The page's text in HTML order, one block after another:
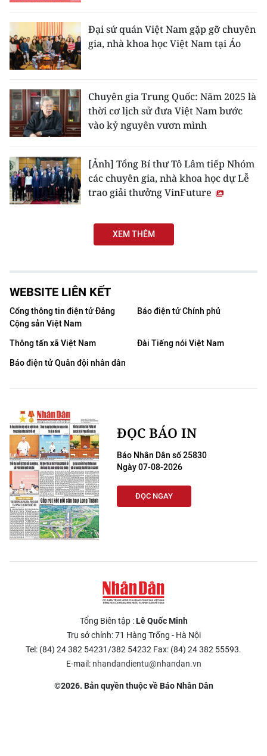
Đại sứ quán Việt Nam gặp gỡ chuyên
gia, nhà khoa học Việt Nam tại Áo
Chuyên gia Trung Quốc: Năm 2025 là
thời cơ lịch sử đưa Việt Nam bước
vào kỷ nguyên vươn mình
[Ảnh] Tổng Bí thư Tô Lâm tiếp Nhóm
các chuyên gia, nhà khoa học dự Lễ
trao giải thưởng VinFuture
XEM THÊM
WEBSITE LIÊN KẾT
Cổng thông tin điện tử Đảng
Cộng sản Việt Nam
Báo điện tử Chính phủ
Thông tấn xã Việt Nam
Đài Tiếng nói Việt Nam
Báo điện tử Quân đội nhân dân
ĐỌC BÁO IN
Báo Nhân Dân số 25830
Ngày 07-08-2026
ĐỌC NGAY
Tổng Biên tập :Lê Quốc Minh
Trụ sở chính: 71 Hàng Trống - Hà Nội
Tel: (84) 24 382 54231/382 54232 Fax: (84) 24 382 55593.
E-mail: nhandandientu@nhandan.vn
©2026. Bản quyền thuộc về Báo Nhân Dân